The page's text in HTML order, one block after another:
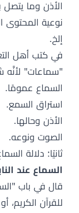
الأذن وما
نوعية المحتوى
إلخ.
في كتب أهل
"سماعات" لأنَّه
السماع عمومًا.
استراق السمع.
الأذن وحالها.
الصوت ونوعه.
ثانيًا: دلالة
السماع عند
قال في باب
للقرآن الكريم،